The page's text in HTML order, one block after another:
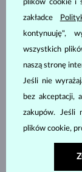
BIAŁE ZŁOTO
SZMARAGD & DIAMENT
plików cookie i
zakładce
kontynuuję",
wszystkich
naszą stronę
Jeśli nie
bez akceptacji,
zakupów. Jeśli
plików cookie,